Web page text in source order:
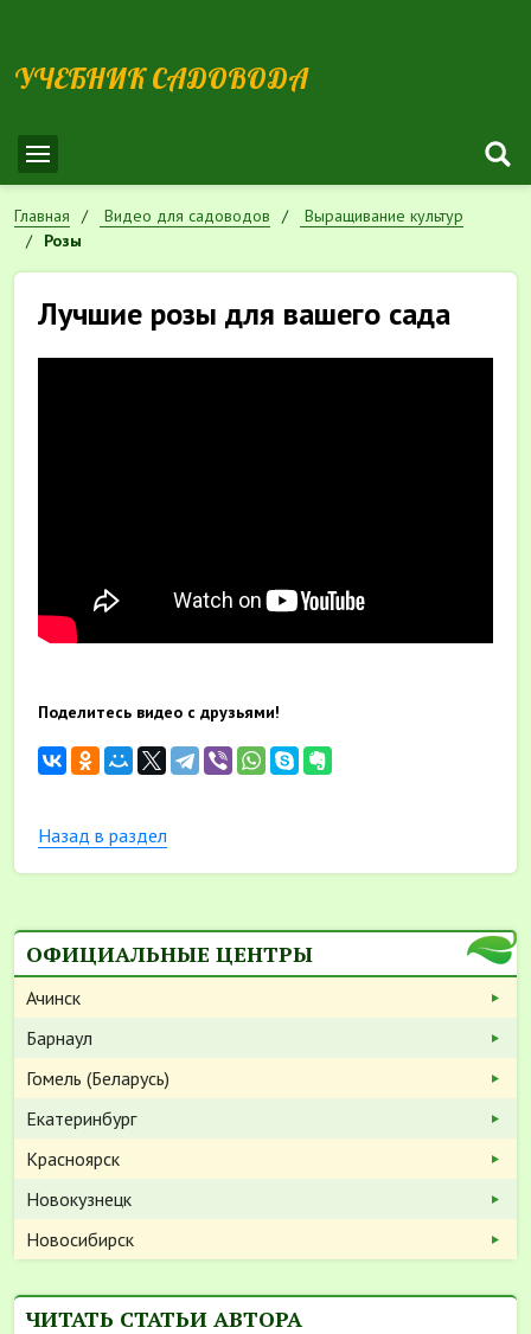
УЧЕБНИК САДОВОДА
Главная Видео для садоводов
Выращивание культур
Розы
Лучшие розы для вашего сада
Поделитесь видео с друзьями!
Назад в раздел
ОФИЦИАЛЬНЫЕ ЦЕНТРЫ
Ачинск
Барнаул
Гомель (Беларусь)
Екатеринбург
Красноярск
Новокузнецк
Новосибирск
ЧИТАТЬ СТАТЬИ АВТОРА